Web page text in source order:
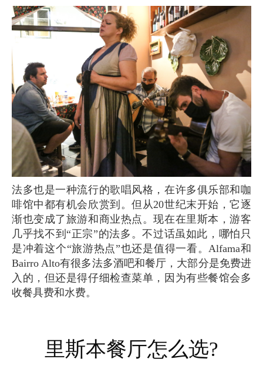
法多也是一种流行的歌唱风格，在许多俱乐部和咖
啡馆中都有机会欣赏到。但从20世纪末开始，它逐
渐也变成了旅游和商业热点。现在在里斯本，游客
几乎找不到“正宗”的法多。不过话虽如此，哪怕只
是冲着这个“旅游热点”也还是值得一看。Alfama和
Bairro Alto有很多法多酒吧和餐厅，大部分是免费进
入的，但还是得仔细检查菜单，因为有些餐馆会多
收餐具费和水费。
里斯本餐厅怎么选?